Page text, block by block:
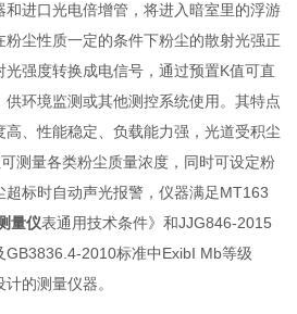
进口光电倍增管，将进入暗室里的浮游
尘性质一定的条件下粉尘的散射光强正
光强度转换成电信号，通过预置K值可直
环境监测或其他测控系统使用。其特点
、性能稳定、负载能力强，光道受积尘
测量各类粉尘质量浓度，同时可设定粉
超标时自动声光报警，仪器满足MT163
量仪表通用技术条件》和JJG846-2015
GB3836.4-2010标准中ExibI Mb等级
的测量仪器。